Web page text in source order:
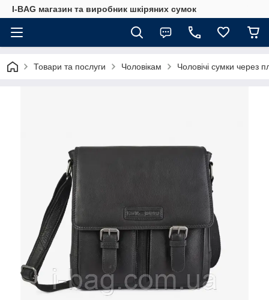
I-BAG магазин та виробник шкіряних сумок
Товари та послуги Чоловікам Чоловічі сумки через